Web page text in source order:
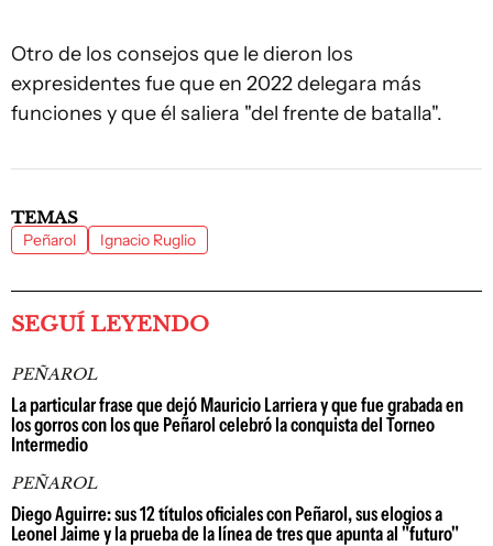
Otro de los consejos que le dieron los
expresidentes fue que en 2022 delegara más
funciones y que él saliera "del frente de batalla".
TEMAS
Peñarol Ignacio Ruglio
SEGUÍ LEYENDO
PEÑAROL
La particular frase que dejó Mauricio Larriera y que fue grabada en
los gorros con los que Peñarol celebró la conquista del Torneo
Intermedio
PEÑAROL
Diego Aguirre: sus 12 títulos oficiales con Peñarol, sus elogios a
Leonel Jaime y la prueba de la línea de tres que apunta al "futuro"